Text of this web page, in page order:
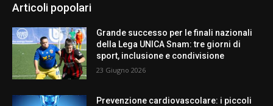
Articoli popolari
Grande successo per le finali nazionali
della Lega UNICA Snam: tre giorni di
sport, inclusione e condivisione
23 Giugno 2026
Prevenzione cardiovascolare: i piccoli